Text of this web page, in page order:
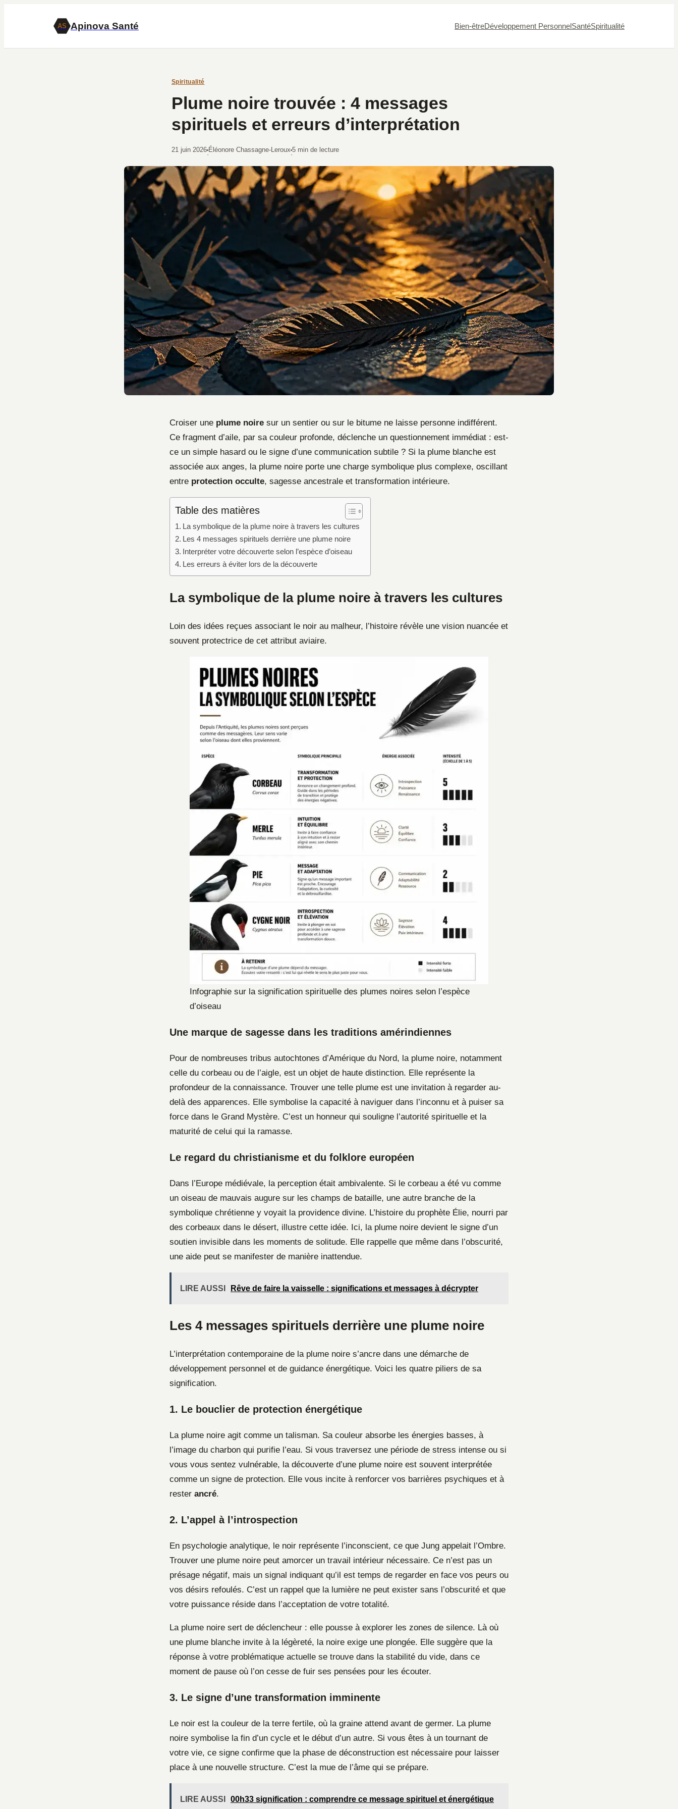
AS Apinova Santé Bien-êtreDéveloppement PersonnelSantéSpiritualité
Spiritualité
Plume noire trouvée : 4 messages
spirituels et erreurs d’interprétation
21 juin 2026
·
Éléonore Chassagne-Leroux
·
5 min de lecture
Croiser une plume noire sur un sentier ou sur le bitume ne laisse personne indifférent.
Ce fragment d’aile, par sa couleur profonde, déclenche un questionnement immédiat : est-
ce un simple hasard ou le signe d’une communication subtile ? Si la plume blanche est
associée aux anges, la plume noire porte une charge symbolique plus complexe, oscillant
entre protection occulte, sagesse ancestrale et transformation intérieure.
Table des matières
La symbolique de la plume noire à travers les cultures
Les 4 messages spirituels derrière une plume noire
Interpréter votre découverte selon l’espèce d’oiseau
Les erreurs à éviter lors de la découverte
La symbolique de la plume noire à travers les cultures
Loin des idées reçues associant le noir au malheur, l’histoire révèle une vision nuancée et
souvent protectrice de cet attribut aviaire.
Infographie sur la signification spirituelle des plumes noires selon l’espèce
d’oiseau
Une marque de sagesse dans les traditions amérindiennes
Pour de nombreuses tribus autochtones d’Amérique du Nord, la plume noire, notamment
celle du corbeau ou de l’aigle, est un objet de haute distinction. Elle représente la
profondeur de la connaissance. Trouver une telle plume est une invitation à regarder au-
delà des apparences. Elle symbolise la capacité à naviguer dans l’inconnu et à puiser sa
force dans le Grand Mystère. C’est un honneur qui souligne l’autorité spirituelle et la
maturité de celui qui la ramasse.
Le regard du christianisme et du folklore européen
Dans l’Europe médiévale, la perception était ambivalente. Si le corbeau a été vu comme
un oiseau de mauvais augure sur les champs de bataille, une autre branche de la
symbolique chrétienne y voyait la providence divine. L’histoire du prophète Élie, nourri par
des corbeaux dans le désert, illustre cette idée. Ici, la plume noire devient le signe d’un
soutien invisible dans les moments de solitude. Elle rappelle que même dans l’obscurité,
une aide peut se manifester de manière inattendue.
LIRE AUSSI Rêve de faire la vaisselle : significations et messages à décrypter
Les 4 messages spirituels derrière une plume noire
L’interprétation contemporaine de la plume noire s’ancre dans une démarche de
développement personnel et de guidance énergétique. Voici les quatre piliers de sa
signification.
1. Le bouclier de protection énergétique
La plume noire agit comme un talisman. Sa couleur absorbe les énergies basses, à
l’image du charbon qui purifie l’eau. Si vous traversez une période de stress intense ou si
vous vous sentez vulnérable, la découverte d’une plume noire est souvent interprétée
comme un signe de protection. Elle vous incite à renforcer vos barrières psychiques et à
rester ancré.
2. L’appel à l’introspection
En psychologie analytique, le noir représente l’inconscient, ce que Jung appelait l’Ombre.
Trouver une plume noire peut amorcer un travail intérieur nécessaire. Ce n’est pas un
présage négatif, mais un signal indiquant qu’il est temps de regarder en face vos peurs ou
vos désirs refoulés. C’est un rappel que la lumière ne peut exister sans l’obscurité et que
votre puissance réside dans l’acceptation de votre totalité.
La plume noire sert de déclencheur : elle pousse à explorer les zones de silence. Là où
une plume blanche invite à la légèreté, la noire exige une plongée. Elle suggère que la
réponse à votre problématique actuelle se trouve dans la stabilité du vide, dans ce
moment de pause où l’on cesse de fuir ses pensées pour les écouter.
3. Le signe d’une transformation imminente
Le noir est la couleur de la terre fertile, où la graine attend avant de germer. La plume
noire symbolise la fin d’un cycle et le début d’un autre. Si vous êtes à un tournant de
votre vie, ce signe confirme que la phase de déconstruction est nécessaire pour laisser
place à une nouvelle structure. C’est la mue de l’âme qui se prépare.
LIRE AUSSI 00h33 signification : comprendre ce message spirituel et énergétique